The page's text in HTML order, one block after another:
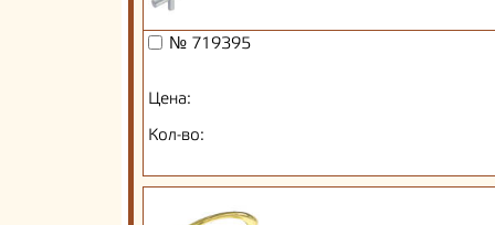
№ 719395
Цена:
Кол-во: